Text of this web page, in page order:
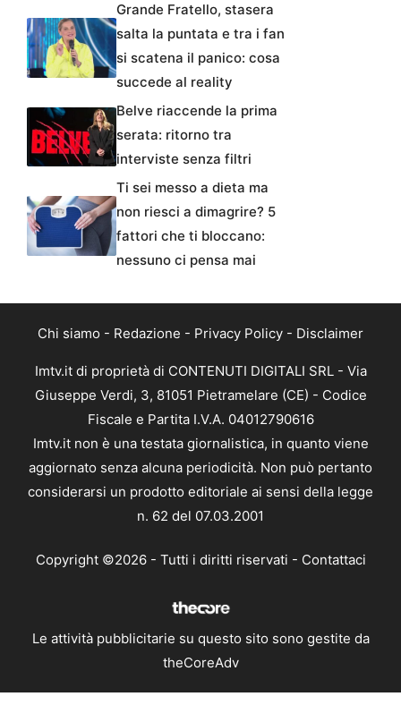
Grande Fratello, stasera
salta la puntata e tra i fan
si scatena il panico: cosa
succede al reality
Belve riaccende la prima
serata: ritorno tra
interviste senza filtri
Ti sei messo a dieta ma
non riesci a dimagrire? 5
fattori che ti bloccano:
nessuno ci pensa mai
Chi siamo - Redazione - Privacy Policy - Disclaimer
Imtv.it di proprietà di CONTENUTI DIGITALI SRL - Via
Giuseppe Verdi, 3, 81051 Pietramelare (CE) - Codice
Fiscale e Partita I.V.A. 04012790616
Imtv.it non è una testata giornalistica, in quanto viene
aggiornato senza alcuna periodicità. Non può pertanto
considerarsi un prodotto editoriale ai sensi della legge
n. 62 del 07.03.2001
Copyright ©2026 - Tutti i diritti riservati - Contattaci
Le attività pubblicitarie su questo sito sono gestite da
theCoreAdv